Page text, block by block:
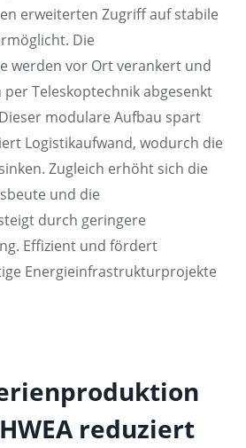
erweiterten Zugriff auf stabile
Die
werden vor Ort verankert und
Teleskoptechnik abgesenkt
modulare Aufbau spart
Logistikaufwand, wodurch die
Zugleich erhöht sich die
und die
durch geringere
Effizient und fördert
Energieinfrastrukturprojekte
reduziert